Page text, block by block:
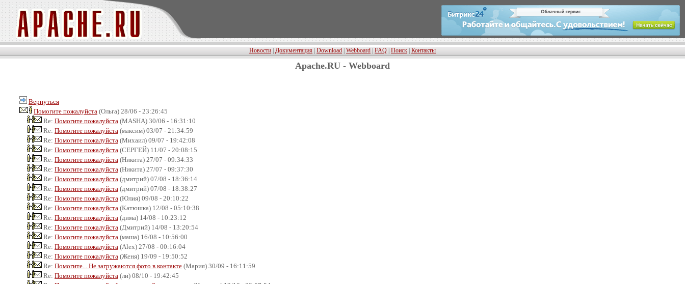
Новости Документация Download Webboard FAQ Поиск Контакты
Apache.RU - Webboard
Вернуться
Помогите пожалуйста (Ольга) 28/06 - 23:26:45
Re: Помогите пожалуйста (MASHA) 30/06 - 16:31:10
Re: Помогите пожалуйста (максим) 03/07 - 21:34:59
Re: Помогите пожалуйста (Михаил) 09/07 - 19:42:08
Re: Помогите пожалуйста (СЕРГЕЙ) 11/07 - 20:08:15
Re: Помогите пожалуйста (Никита) 27/07 - 09:34:33
Re: Помогите пожалуйста (Никита) 27/07 - 09:37:30
Re: Помогите пожалуйста (дмитрий) 07/08 - 18:36:14
Re: Помогите пожалуйста (дмитрий) 07/08 - 18:38:27
Re: Помогите пожалуйста (Юлия) 09/08 - 20:10:22
Re: Помогите пожалуйста (Катюшка) 12/08 - 05:10:38
Re: Помогите пожалуйста (дима) 14/08 - 10:23:12
Re: Помогите пожалуйста (Дмитрий) 14/08 - 13:20:54
Re: Помогите пожалуйста (маша) 16/08 - 10:56:00
Re: Помогите пожалуйста (Alex) 27/08 - 00:16:04
Re: Помогите пожалуйста (Женя) 19/09 - 19:50:52
Re: Помогите... Не загружаются фото в контакте (Мария) 30/09 - 16:11:59
Re: Помогите пожалуйста (ли) 08/10 - 19:42:45